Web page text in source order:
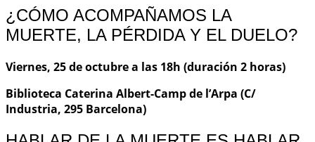
¿CÓMO ACOMPAÑAMOS LA
MUERTE, LA PÉRDIDA Y EL DUELO?
Viernes, 25 de octubre a las 18h (duración 2 horas)
Biblioteca Caterina Albert-Camp de l’Arpa (C/
Industria, 295 Barcelona)